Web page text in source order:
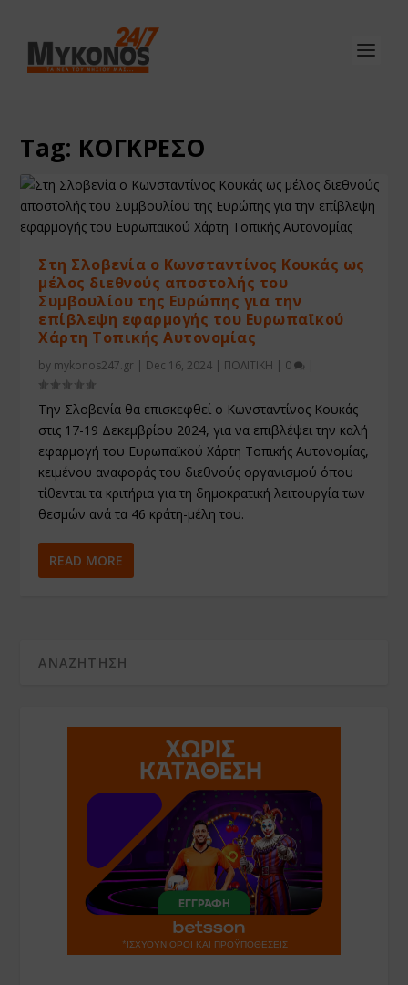
Tag: ΚΟΓΚΡΕΣΟ
Στη Σλοβενία ο Κωνσταντίνος Κουκάς ως
μέλος διεθνούς αποστολής του
Συμβουλίου της Ευρώπης για την
επίβλεψη εφαρμογής του Ευρωπαϊκού
Χάρτη Τοπικής Αυτονομίας
by mykonos247.gr | Dec 16, 2024 | ΠΟΛΙΤΙΚΗ | 0 |
Την Σλοβενία θα επισκεφθεί ο Κωνσταντίνος Κουκάς
στις 17-19 Δεκεμβρίου 2024, για να επιβλέψει την καλή
εφαρμογή του Ευρωπαϊκού Χάρτη Τοπικής Αυτονομίας,
κειμένου αναφοράς του διεθνούς οργανισμού όπου
τίθενται τα κριτήρια για τη δημοκρατική λειτουργία των
θεσμών ανά τα 46 κράτη-μέλη του.
READ MORE